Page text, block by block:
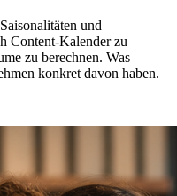
und
Content-Kalender zu
zu berechnen. Was
konkret davon haben.